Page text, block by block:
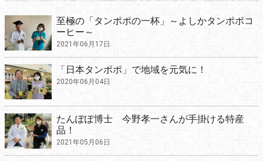
至極の「タンポポの一杯」～よしかタンポポコ
ーヒー～
2021年06月17日
「日本タンポポ」で地域を元気に！
2020年06月04日
たんぽぽ博士 今野孝一さんが手掛ける特産
品！
2021年05月06日